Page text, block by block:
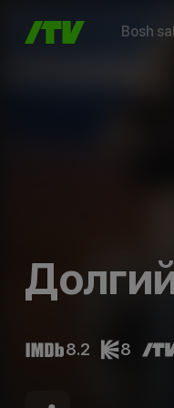
Bosh
8.2 8